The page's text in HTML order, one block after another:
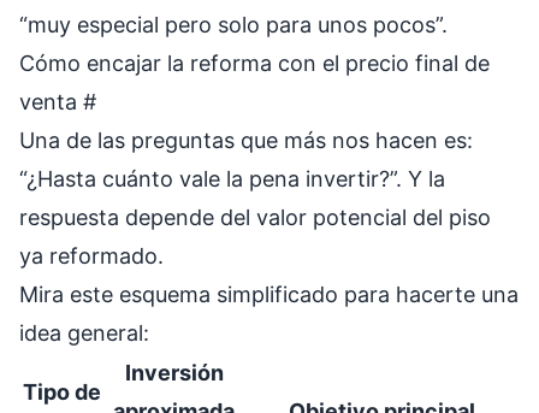
“muy especial pero solo para unos pocos”.
Cómo encajar la reforma con el precio final de
venta #
Una de las preguntas que más nos hacen es:
“¿Hasta cuánto vale la pena invertir?”. Y la
respuesta depende del valor potencial del piso
ya reformado.
Mira este esquema simplificado para hacerte una
idea general:
Tipo de
Inversión